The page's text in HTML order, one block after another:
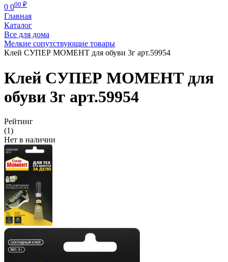
0 000 ₽
Главная
Каталог
Все для дома
Мелкие сопутствующие товары
Клей СУПЕР МОМЕНТ для обуви 3г арт.59954
Клей СУПЕР МОМЕНТ для
обуви 3г арт.59954
Рейтинг
(1)
Нет в наличии